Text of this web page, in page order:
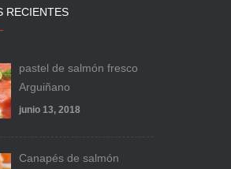
RECIENTES
pastel de salmón fresco
Arguiñano
junio 13, 2018
Canapés de salmón